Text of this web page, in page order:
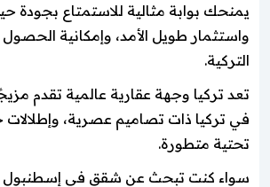
يمنحك بوابة مثالية للاستمتاع بجودة
واستثمار طويل الأمد، وإمكانية
التركية.
تعد تركيا وجهة عقارية عالمية تقدم
في تركيا ذات تصاميم عصرية، وإطلالات
تحتية متطورة.
سواء كنت تبحث عن شقق في إسطنبول